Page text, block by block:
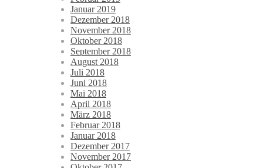
Januar 2019
Dezember 2018
November 2018
Oktober 2018
September 2018
August 2018
Juli 2018
Juni 2018
Mai 2018
April 2018
März 2018
Februar 2018
Januar 2018
Dezember 2017
November 2017